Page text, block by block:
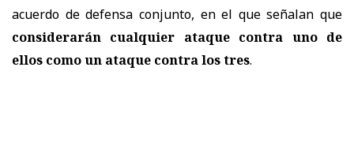
acuerdo de defensa conjunto, en el que señalan que
considerarán cualquier ataque contra uno de
ellos como un ataque contra los tres.